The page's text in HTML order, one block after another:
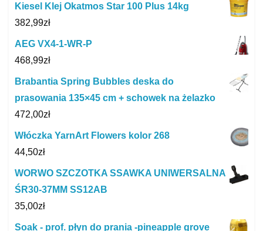
Kiesel Klej Okatmos Star 100 Plus 14kg
382,99zł
AEG VX4-1-WR-P
468,99zł
Brabantia Spring Bubbles deska do
prasowania 135×45 cm + schowek na żelazko
472,00zł
Włóczka YarnArt Flowers kolor 268
44,50zł
WORWO SZCZOTKA SSAWKA UNIWERSALNA
ŚR30-37MM SS12AB
35,00zł
Soak - prof. płyn do prania -pineapple grove